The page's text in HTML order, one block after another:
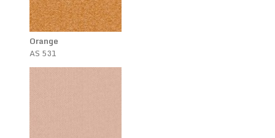
Orange
AS 531